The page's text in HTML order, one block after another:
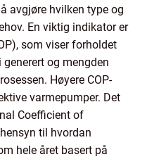
avgjøre hvilken type og
En viktig indikator er
som viser forholdet
og mengden
Høyere COP-
varmepumper. Det
Coefficient of
til hvordan
hele året basert på